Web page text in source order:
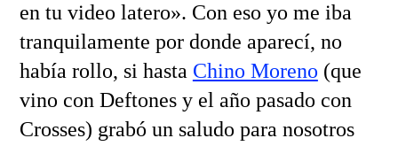
en tu video latero». Con eso yo me iba
tranquilamente por donde aparecí, no
había rollo, si hasta Chino Moreno (que
vino con Deftones y el año pasado con
Crosses) grabó un saludo para nosotros